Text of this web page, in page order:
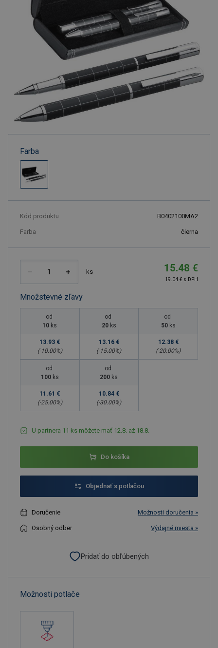
Farba
Kód produktu B0402100MA2
Farba čierna
ks 15.48 €
19.04 € s DPH
Množstevné zľavy
od
10 ks
13.93 €
(-10.00%)
od
20 ks
13.16 €
(-15.00%)
od
50 ks
12.38 €
(-20.00%)
od
100 ks
11.61 €
(-25.00%)
od
200 ks
10.84 €
(-30.00%)
U partnera 11 ks môžete mať 12.8. až 18.8.
Do košíka
Objednať s potlačou
Doručenie Možnosti doručenia »
Osobný odber Výdajné miesta »
Pridať do obľúbených
Možnosti potlače